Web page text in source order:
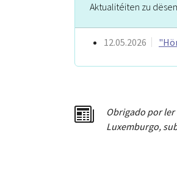
Aktualitéiten zu
12.05.2026
Obrigado por
Luxemburgo,